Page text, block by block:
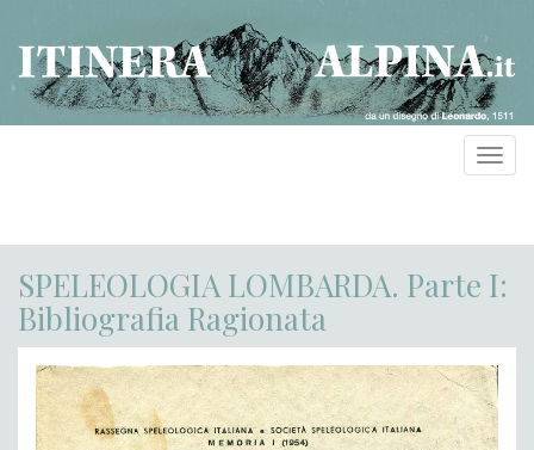
SPELEOLOGIA LOMBARDA. Parte I:
Bibliografia Ragionata